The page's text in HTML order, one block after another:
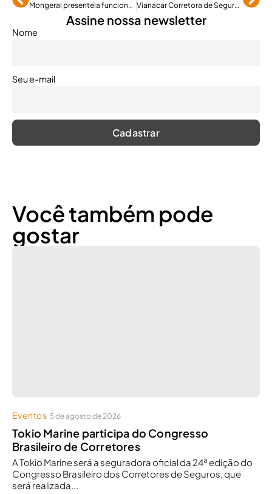
Mongeral presenteia funcionários no Dia Mundial da Gentileza Vianacar Corretora de Seguros leva 1º lugar na campanha Feras do Seguro
Assine nossa newsletter
Nome
Seu e-mail
Você também pode
gostar
Eventos 5 de agosto de 2026
Tokio Marine participa do Congresso
Brasileiro de Corretores
A Tokio Marine será a seguradora oficial da 24ª edição do
Congresso Brasileiro dos Corretores de Seguros, que
será realizada...